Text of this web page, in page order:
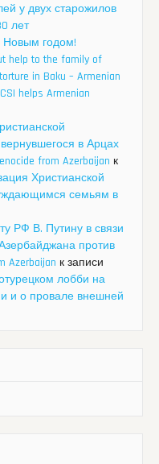
у двух старожилов
лет
годом!
help to the family of
in Baku – Armenian
CSI helps Armenian
в Арцах
from Azerbaijan к
Христианской
семьям в
РФ В. Путину в связи
против
Azerbaijan к записи
лобби на
и о провале внешней